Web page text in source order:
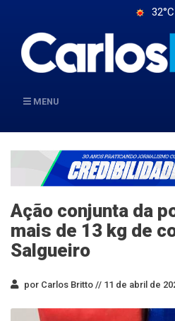
32°C
MENU
Ação conjunta da
mais de 13 kg de
Salgueiro
por Carlos Britto // 11 de abril de